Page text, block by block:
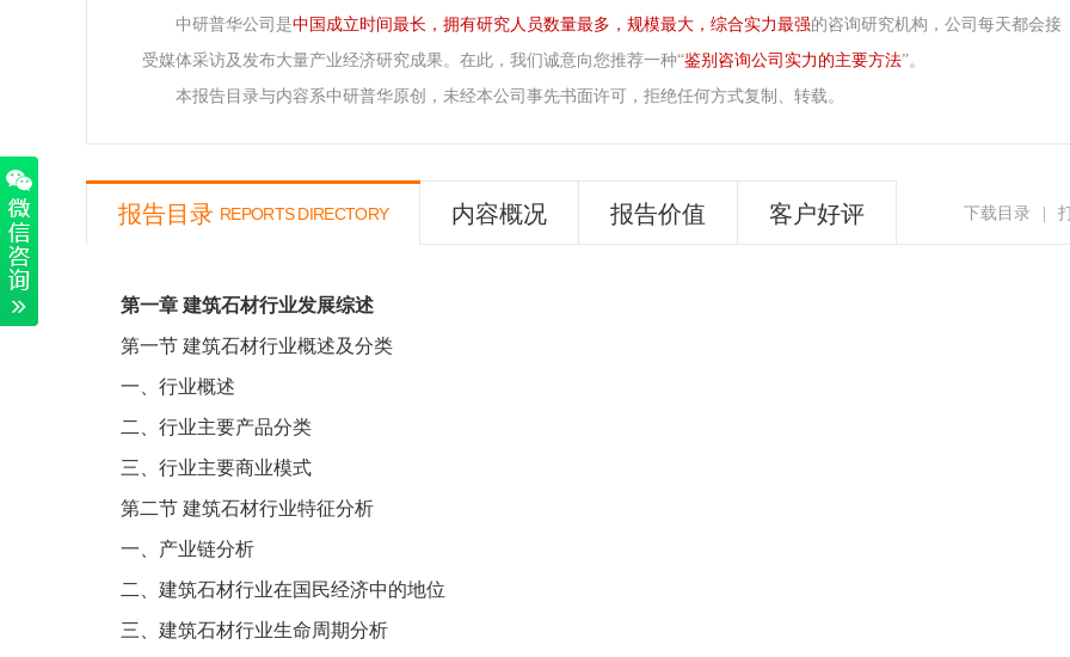
中研普华公司是中国成立时间最长，拥有研究人员数量最多，规模最大，综合实力最强的咨询研究机构，公司每天都会接
受媒体采访及发布大量产业经济研究成果。在此，我们诚意向您推荐一种“鉴别咨询公司实力的主要方法”。
本报告目录与内容系中研普华原创，未经本公司事先书面许可，拒绝任何方式复制、转载。
报告目录 REPORTS DIRECTORY 内容概况 报告价值 客户好评 下载目录
第一章 建筑石材行业发展综述
第一节 建筑石材行业概述及分类
一、行业概述
二、行业主要产品分类
三、行业主要商业模式
第二节 建筑石材行业特征分析
一、产业链分析
二、建筑石材行业在国民经济中的地位
三、建筑石材行业生命周期分析